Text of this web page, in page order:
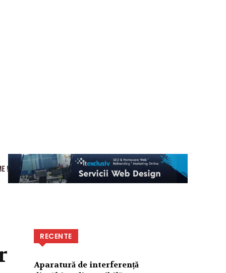
RECENTE
Aparatură de interferență